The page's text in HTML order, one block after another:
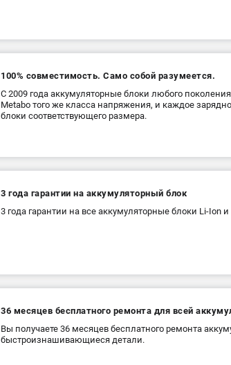
100% совместимость. Само собой разумеется.
С 2009 года аккумуляторные блоки любого
Metabo того же класса напряжения, и каждое
блоки соответствующего размера.
3 года гарантии на аккумуляторный блок
3 года гарантии на все аккумуляторные блоки Li-Ion и
36 месяцев бесплатного ремонта для всей
Вы получаете 36 месяцев бесплатного ремонта
быстроизнашивающиеся детали.